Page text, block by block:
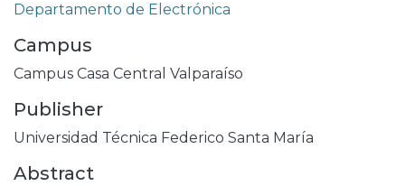
Departamento de Electrónica
Campus
Campus Casa Central Valparaíso
Publisher
Universidad Técnica Federico Santa María
Abstract